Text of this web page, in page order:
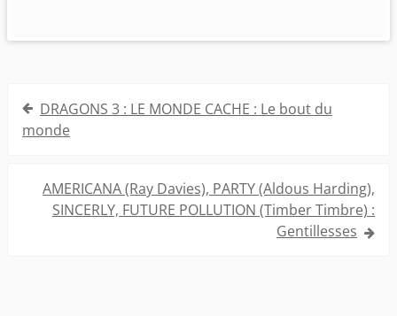
Navigation
de
DRAGONS 3 : LE MONDE CACHE : Le bout du
monde
AMERICANA (Ray Davies), PARTY (Aldous Harding),
SINCERLY, FUTURE POLLUTION (Timber Timbre) :
Gentillesses